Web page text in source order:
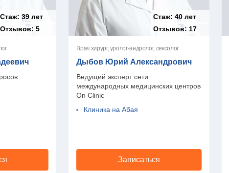
Стаж:39 лет
Отзывов:5
Стаж: 40 лет
Отзывов: 17
Врач хирург, уролог-андролог, сексолог
Дыбов Юрий Александрович
Ведущий эксперт сети
международных медицинских центров
On Clinic
Клиника на Абая
Записаться